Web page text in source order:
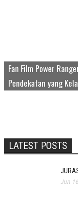
Fan Film Power
Pendekatan yang
LATEST POSTS
Jun